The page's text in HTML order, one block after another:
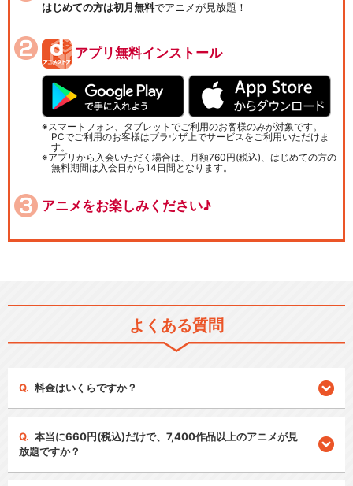
はじめての方は初月無料でアニメが見放題！
アプリ無料インストール
スマートフォン、タブレットでご利用のお客様のみが対象です。
PCでご利用のお客様はブラウザ上でサービスをご利用いただけま
す。
アプリから入会いただく場合は、月額760円(税込)、はじめての方の
無料期間は入会日から14日間となります。
アニメをお楽しみください♪
よくある質問
料金はいくらですか？
本当に660円(税込)だけで、7,400作品以上のアニメが見
放題ですか？